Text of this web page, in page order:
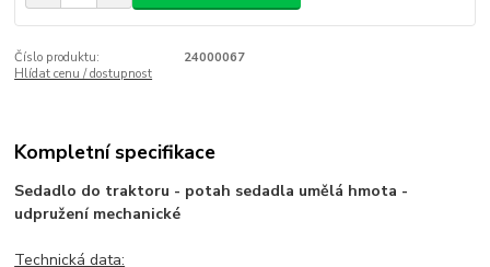
Číslo produktu:
24000067
Hlídat cenu / dostupnost
Kompletní specifikace
Sedadlo do traktoru - potah sedadla umělá hmota -
udpružení mechanické
Technická data: